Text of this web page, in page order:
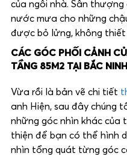
của ngôi nhà. Sân
nước mưa cho những
được bỏ lửng, không thiết
CÁC GÓC PHỐI CẢNH
TẦNG 85M2 TẠI BẮC NINH
Vừa rồi là bản vẽ chi tiết
anh Hiện, sau đây chúng
những góc nhìn khác của
thiện để bạn có thể hình
nhìn tổng quát từng góc